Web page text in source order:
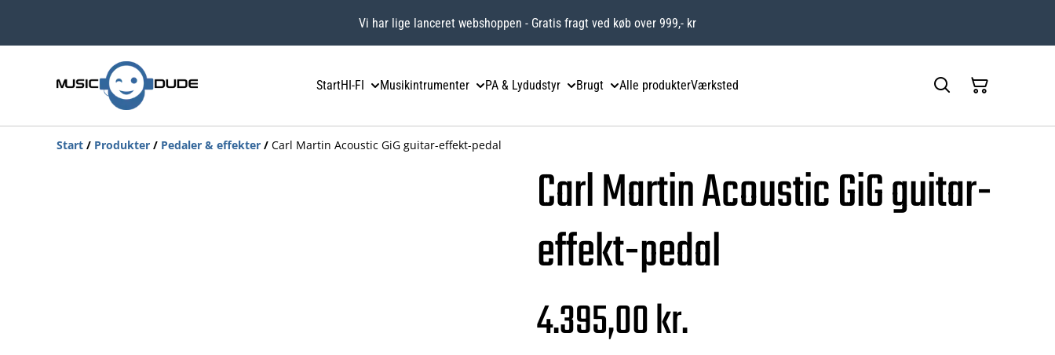
Vi har lige lanceret webshoppen - Gratis fragt ved køb over 999,- kr
StartHI-FI Musikintrumenter PA & Lydudstyr Brugt Alle produkterVærksted
Start / Produkter / Pedaler & effekter / Carl Martin Acoustic GiG guitar-effekt-pedal
Carl Martin Acoustic GiG guitar-
effekt-pedal
4.395,00 kr.